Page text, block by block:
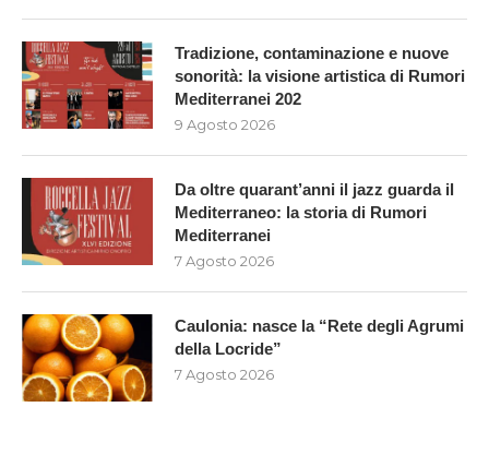
Tradizione, contaminazione e nuove
sonorità: la visione artistica di Rumori
Mediterranei 202
9 Agosto 2026
Da oltre quarant’anni il jazz guarda il
Mediterraneo: la storia di Rumori
Mediterranei
7 Agosto 2026
Caulonia: nasce la “Rete degli Agrumi
della Locride”
7 Agosto 2026